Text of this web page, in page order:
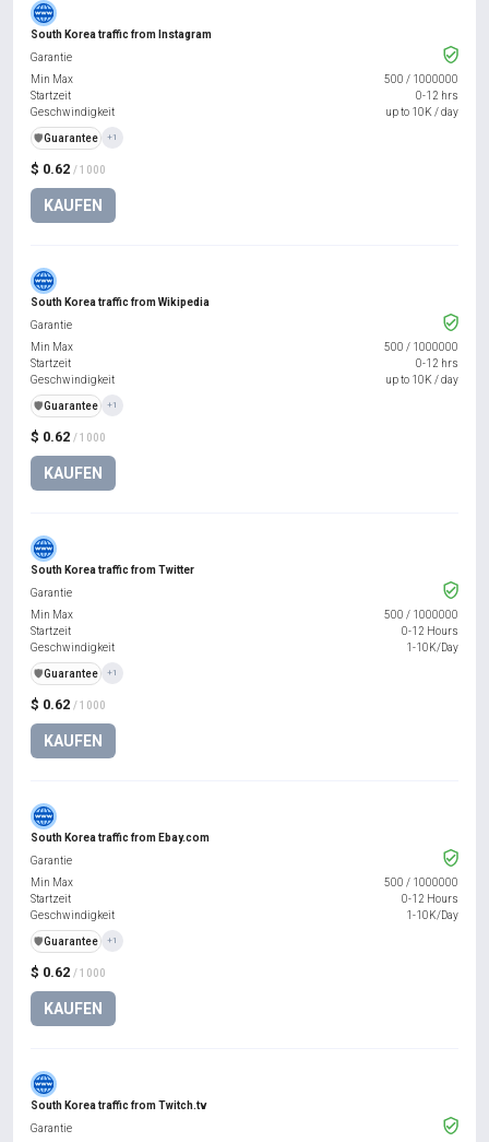
South Korea traffic from Instagram
$ 0.62 / 1000
KAUFEN
Garantie
Min Max
500 / 1000000
Startzeit
0-12 hrs
Geschwindigkeit
up to 10K / day
️🛡️Guarantee +1
South Korea traffic from Wikipedia
$ 0.62 / 1000
KAUFEN
Garantie
Min Max
500 / 1000000
Startzeit
0-12 hrs
Geschwindigkeit
up to 10K / day
️🛡️Guarantee +1
South Korea traffic from Twitter
$ 0.62 / 1000
KAUFEN
Garantie
Min Max
500 / 1000000
Startzeit
0-12 Hours
Geschwindigkeit
1-10K/Day
️🛡️Guarantee +1
South Korea traffic from Ebay.com
$ 0.62 / 1000
KAUFEN
Garantie
Min Max
500 / 1000000
Startzeit
0-12 Hours
Geschwindigkeit
1-10K/Day
️🛡️Guarantee +1
South Korea traffic from Twitch.tv
Garantie